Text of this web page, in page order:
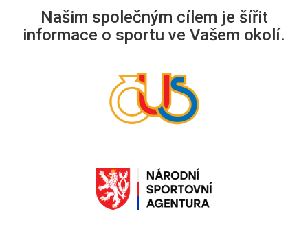
Našim společným cílem je šířit
informace o sportu ve Vašem okolí.